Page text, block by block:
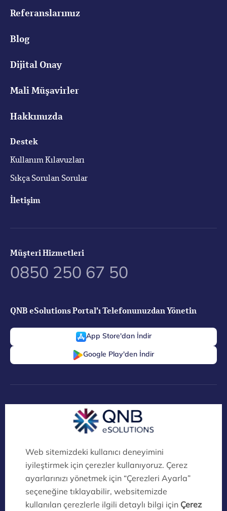
Referanslarımız
Blog
Dijital Onay
Mali Müşavirler
Hakkımızda
Destek
Kullanım Kılavuzları
Sıkça Sorulan Sorular
İletişim
Müşteri Hizmetleri
0850 250 67 50
QNB eSolutions Portal’ı Telefonunuzdan Yönetin
App Store'dan İndir
Google Play'den İndir
Dijital Köprü Ayrıcalıklarını Keşfedin!
QNB eSolutions Dijital Kanalları Artık
İklim Dostu!